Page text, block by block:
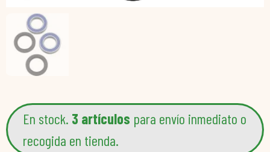
En stock. 3 artículos para envío inmediato o
recogida en tienda.